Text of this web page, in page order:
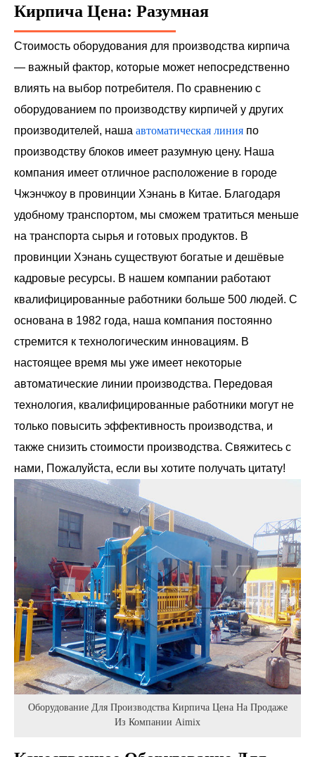
Кирпича Цена: Разумная
Стоимость оборудования для производства кирпича
— важный фактор, которые может непосредственно
влиять на выбор потребителя. По сравнению с
оборудованием по производству кирпичей у других
производителей, наша автоматическая линия по
производству блоков имеет разумную цену. Наша
компания имеет отличное расположение в городе
Чжэнчжоу в провинции Хэнань в Китае. Благодаря
удобному транспортом, мы сможем тратиться меньше
на транспорта сырья и готовых продуктов. В
провинции Хэнань существуют богатые и дешёвые
кадровые ресурсы. В нашем компании работают
квалифицированные работники больше 500 людей. С
основана в 1982 года, наша компания постоянно
стремится к технологическим инновациям. В
настоящее время мы уже имеет некоторые
автоматические линии производства. Передовая
технология, квалифицированные работники могут не
только повысить эффективность производства, и
также снизить стоимости производства. Свяжитесь с
нами, Пожалуйста, если вы хотите получать цитату!
Оборудование Для Производства Кирпича Цена На Продаже
Из Компании Aimix